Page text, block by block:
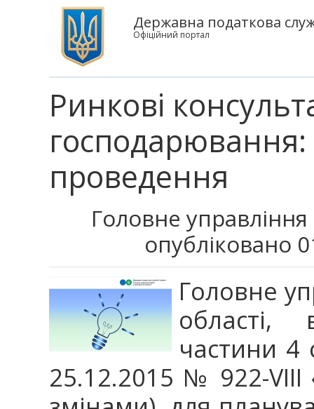
Державна податкова
Офіційний портал
Ринкові
проведення
Головне управління
опубліковано
Головне
області,
частини 4
25.12.2015 № 922-VIII